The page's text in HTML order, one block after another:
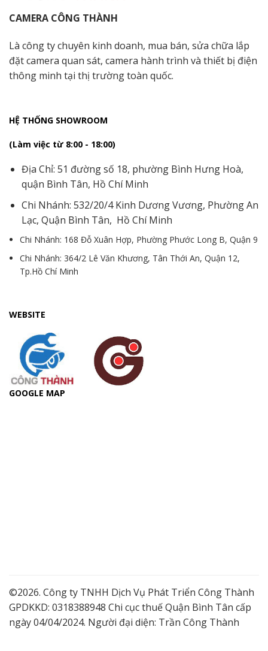
CAMERA CÔNG THÀNH
Là công ty chuyên kinh doanh, mua bán, sửa chữa lắp
đặt camera quan sát, camera hành trình và thiết bị điện
thông minh tại thị trường toàn quốc.
HỆ THỐNG SHOWROOM
(Làm việc từ 8:00 - 18:00)
Địa Chỉ: 51 đường số 18, phường Bình Hưng Hoà,
quận Bình Tân, Hồ Chí Minh
Chi Nhánh: 532/20/4 Kinh Dương Vương, Phường An
Lạc, Quận Bình Tân, Hồ Chí Minh
Chi Nhánh: 168 Đỗ Xuân Hợp, Phường Phước Long B, Quận 9
Chi Nhánh: 364/2 Lê Văn Khương, Tân Thới An, Quận 12,
Tp.Hồ Chí Minh
WEBSITE
GOOGLE MAP
©2026. Công ty TNHH Dịch Vụ Phát Triển Công Thành
GPDKKD: 0318388948 Chi cục thuế Quận Bình Tân cấp
ngày 04/04/2024. Người đại diện: Trần Công Thành